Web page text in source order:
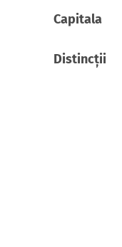
Capitala
Distincții